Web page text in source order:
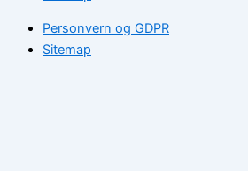
Personvern og GDPR
Sitemap